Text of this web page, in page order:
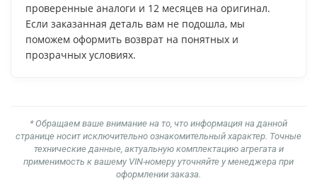
проверенные аналоги и 12 месяцев на оригинал.
Если заказанная деталь вам не подошла, мы
поможем оформить возврат на понятных и
прозрачных условиях.
* Обращаем ваше внимание на то, что информация на данной
странице носит исключительно ознакомительный характер. Точные
технические данные, актуальную комплектацию агрегата и
применимость к вашему VIN-номеру уточняйте у менеджера при
оформлении заказа.